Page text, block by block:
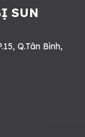
SUN
Q.Tân Bình,